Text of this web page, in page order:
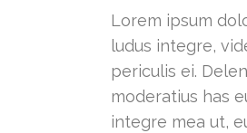
Lorem ipsum
ludus integre,
periculis ei.
moderatius has
integre mea ut,